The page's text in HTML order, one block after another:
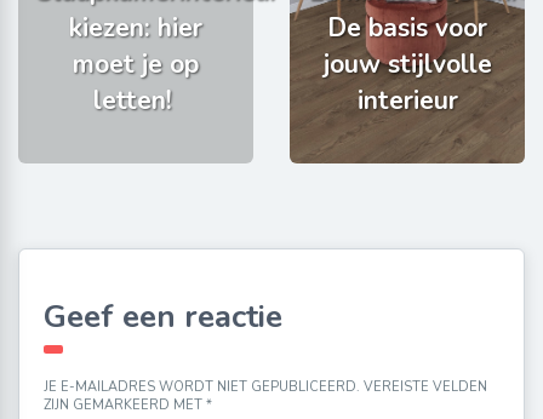
kiezen: hier
moet je op
letten!
De basis voor
jouw stijlvolle
interieur
Geef een reactie
JE E-MAILADRES WORDT NIET GEPUBLICEERD. VEREISTE VELDEN
ZIJN GEMARKEERD MET *